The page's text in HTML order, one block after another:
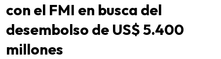
con el FMI en busca del
desembolso de US$ 5.400
millones